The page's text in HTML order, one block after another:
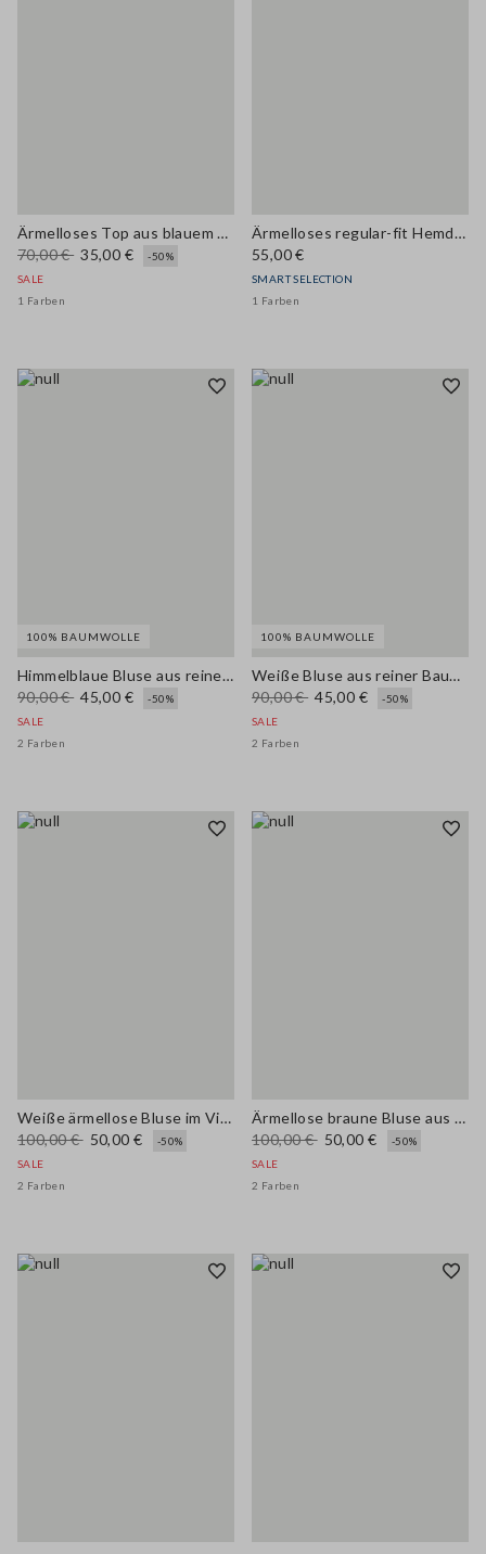
Ärmelloses Top aus blauem Denim mit Stretch-Baumwolle in regulärer Passform
70,00 € 35,00 €
-50%
SALE
1 Farben
Ärmelloses regular-fit Hemd aus blauem Denim und Baumwollmischung
55,00 €
SMART SELECTION
1 Farben
100% BAUMWOLLE
Himmelblaue Bluse aus reiner Baumwolle mit V-Ausschnitt und regulärer Passform
90,00 € 45,00 €
-50%
SALE
2 Farben
100% BAUMWOLLE
Weiße Bluse aus reiner Baumwolle, reguläre Passform mit V-Ausschnitt
90,00 € 45,00 €
-50%
SALE
2 Farben
Weiße ärmellose Bluse im Viskose-Mix, reguläre Passform
100,00 € 50,00 €
-50%
SALE
2 Farben
Ärmellose braune Bluse aus Viskose-Mischung, normaler Schnitt
100,00 € 50,00 €
-50%
SALE
2 Farben